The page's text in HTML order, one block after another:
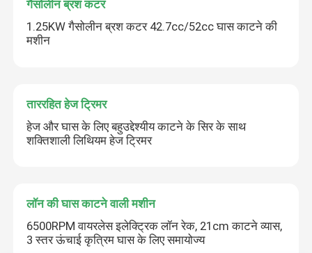
गैसोलीन ब्रश कटर
1.25KW गैसोलीन ब्रश कटर 42.7cc/52cc घास काटने की
मशीन
ताररहित हेज ट्रिमर
हेज और घास के लिए बहुउद्देश्यीय काटने के सिर के साथ
शक्तिशाली लिथियम हेज ट्रिमर
लॉन की घास काटने वाली मशीन
6500RPM वायरलेस इलेक्ट्रिक लॉन रेक, 21cm काटने व्यास,
3 स्तर ऊंचाई कृत्रिम घास के लिए समायोज्य